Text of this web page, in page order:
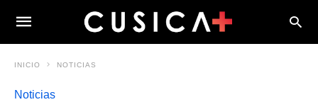
INICIO NOTICIAS
Noticias